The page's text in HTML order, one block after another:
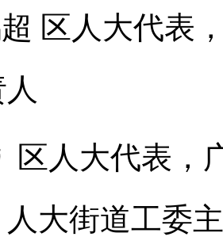
区人大代表
区人大代表，
大街道工委